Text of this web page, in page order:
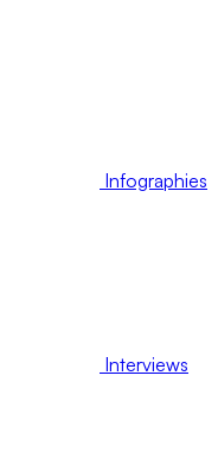
Infographies
Interviews